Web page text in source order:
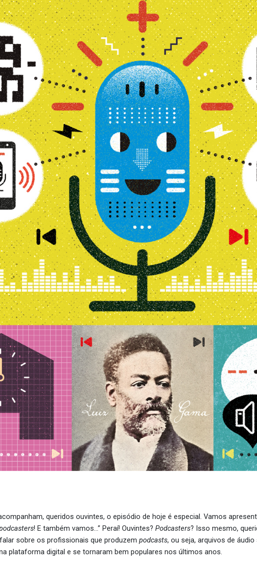
queridos ouvintes, o episódio de hoje é especial. Vamos
! E também vamos…” Peraí! Ouvintes? Podcasters? Isso mesmo,
sobre os profissionais que produzem podcasts, ou seja, arquivos de
plataforma digital e se tornaram bem populares nos últimos anos.